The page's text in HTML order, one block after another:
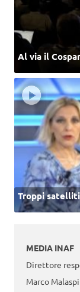
Al via il
Troppi satelliti
MEDIA INAF
Direttore
Marco